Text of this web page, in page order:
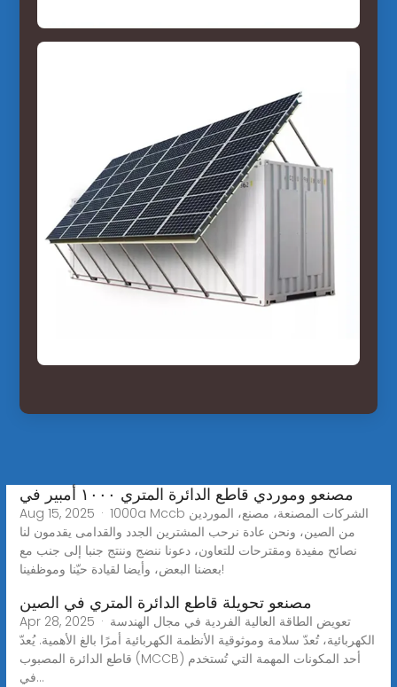
مصنعو وموردي قاطع الدائرة المتري ١٠٠٠ أمبير في
Aug 15, 2025 · 1000a Mccb الشركات المصنعة، مصنع، الموردين
من الصين، ونحن عادة نرحب المشترين الجدد والقدامى يقدمون لنا
نصائح مفيدة ومقترحات للتعاون، دعونا ننضج وننتج جنبا إلى جنب مع
بعضنا البعض، وأيضا لقيادة حيّنا وموظفينا!
مصنعو تحويلة قاطع الدائرة المتري في الصين
Apr 28, 2025 · تعويض الطاقة العالية الفردية في مجال الهندسة
الكهربائية، تُعدّ سلامة وموثوقية الأنظمة الكهربائية أمرًا بالغ الأهمية. يُعدّ
قاطع الدائرة المصبوب (MCCB) أحد المكونات المهمة التي تُستخدم
في...